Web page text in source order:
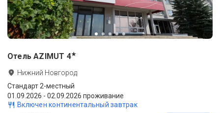
Отель AZIMUT 4★
Нижний Новгород
Стандарт 2-местный
01.09.2026 - 02.09.2026 проживание
Включен континентальный завтрак